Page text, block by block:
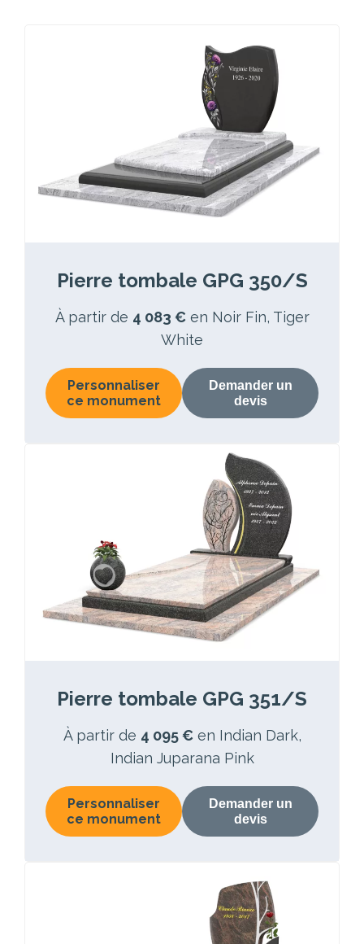
Pierre tombale GPG 350/S
À partir de 4 083 € en Noir Fin, Tiger
White
Personnaliser
ce monument
Demander un
devis
Pierre tombale GPG 351/S
À partir de 4 095 € en Indian Dark,
Indian Juparana Pink
Personnaliser
ce monument
Demander un
devis